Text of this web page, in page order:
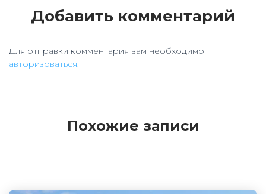
Добавить комментарий
Для отправки комментария вам необходимо
авторизоваться.
Похожие записи